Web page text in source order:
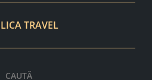
TRAVEL
CAUTĂ